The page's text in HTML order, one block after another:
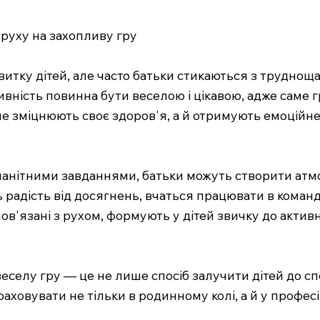
на захопливу гру
дітей, але часто батьки стикаються з
повинна бути веселою і цікавою, адже саме
зміцнюють своє здоров'я, а й отримують
завданнями, батьки можуть створити
радість від досягнень, вчаться працювати в
з рухом, формують у дітей звичку до
гру — це не лише спосіб залучити дітей до
не тільки в родинному колі, а й у